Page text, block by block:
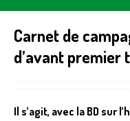
Carnet de
d’avant premier
Il s’agit, avec la BD sur